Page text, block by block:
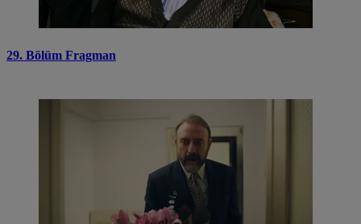
29. Bölüm Fragman